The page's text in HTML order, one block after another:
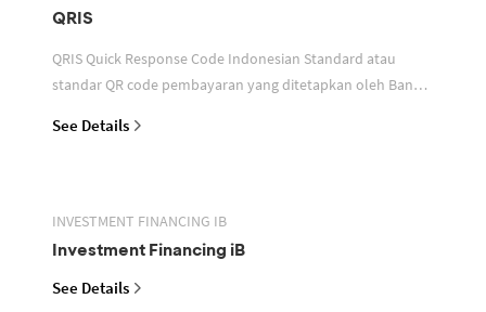
QRIS
QRIS Quick Response Code Indonesian Standard atau
standar QR code pembayaran yang ditetapkan oleh Bank
See Details
INVESTMENT FINANCING IB
Investment Financing iB
See Details